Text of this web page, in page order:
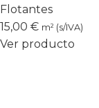
Flotantes
15,00 € m² (s/IVA)
Ver producto